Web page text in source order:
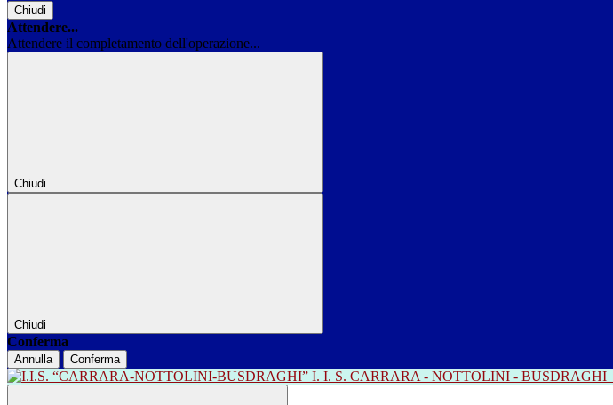
Chiudi
Attendere...
Attendere il completamento dell'operazione...
Chiudi
Chiudi
Conferma
Annulla Conferma
I. I. S. CARRARA - NOTTOLINI - BUSDRAGHI